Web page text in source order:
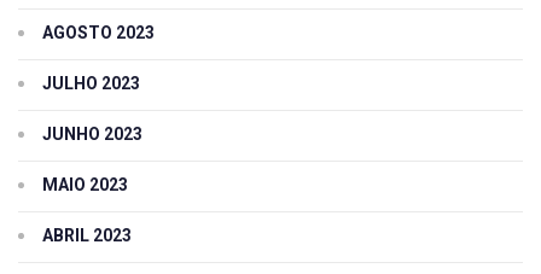
AGOSTO 2023
JULHO 2023
JUNHO 2023
MAIO 2023
ABRIL 2023